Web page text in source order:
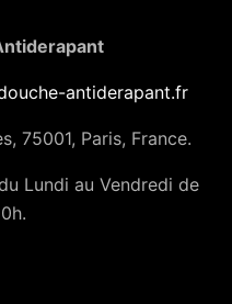
antiderapant.fr
75001, Paris, France.
Lundi au Vendredi de